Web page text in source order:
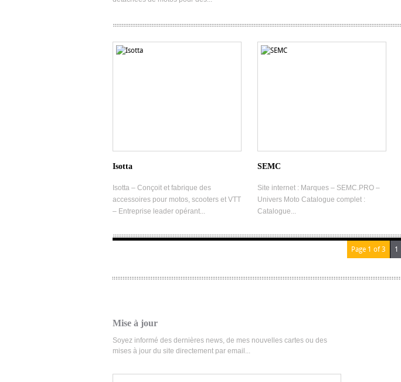
Isotta
Isotta – Conçoit et fabrique des
accessoires pour motos, scooters et VTT
– Entreprise leader opérant...
SEMC
Site internet : Marques – SEMC.PRO –
Univers Moto Catalogue complet :
Catalogue...
Page 1 of 3 1
Mise à jour
Soyez informé des dernières news, de mes nouvelles cartes ou des
mises à jour du site directement par email...